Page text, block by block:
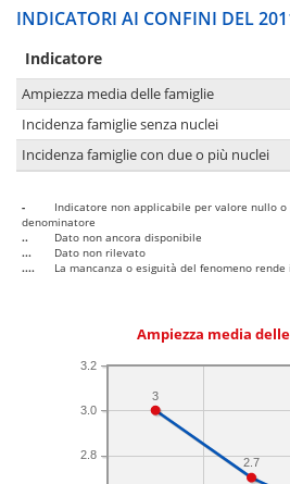
INDICATORI AI CONFINI DEL
Indicatore
Ampiezza media delle famiglie
Incidenza famiglie senza nuclei
Incidenza famiglie con due o più nuclei
-
Indicatore non applicabile per valore nullo
denominatore
..
Dato non ancora disponibile
...
Dato non rilevato
....
La mancanza o esiguità del fenomeno
Ampiezza media
2.8
3.0
3.2
2.7
3